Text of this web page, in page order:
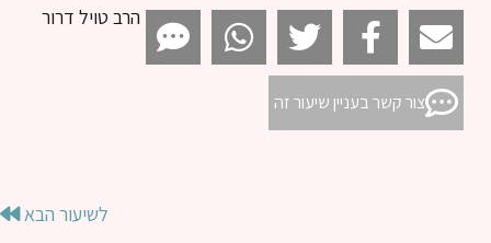
הרב טויל דרור
צור קשר בעניין שיעור זה
לשיעור הבא